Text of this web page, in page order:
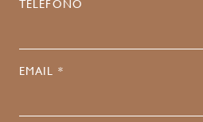
TELEFONO
EMAIL *